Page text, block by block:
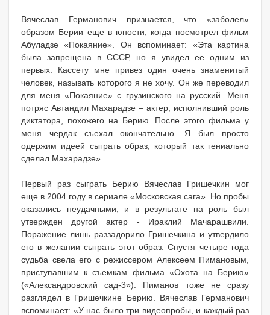
Вячеслав Германович признается, что «заболел»
образом Берии еще в юности, когда посмотрел фильм
Абуладзе «Покаяние». Он вспоминает: «Эта картина
была запрещена в СССР, но я увидел ее одним из
первых. Кассету мне привез один очень знаменитый
человек, называть которого я не хочу. Он же переводил
для меня «Покаяние» с грузинского на русский. Меня
потряс Автандил Махарадзе – актер, исполнивший роль
диктатора, похожего на Берию. После этого фильма у
меня чердак съехал окончательно. Я был просто
одержим идеей сыграть образ, который так гениально
сделал Махарадзе».
Первый раз сыграть Берию Вячеслав Гришечкин мог
еще в 2004 году в сериале «Московская сага». Но пробы
оказались неудачными, и в результате на роль был
утвержден другой актер - Ираклий Мачарашвили.
Поражение лишь раззадорило Гришечкина и утвердило
его в желании сыграть этот образ. Спустя четыре года
судьба свела его с режиссером Алексеем Пимановым,
приступавшим к съемкам фильма «Охота на Берию»
(«Александровский сад-3»). Пиманов тоже не сразу
разглядел в Гришечкине Берию. Вячеслав Германович
вспоминает: «У нас было три видеопробы, и каждый раз